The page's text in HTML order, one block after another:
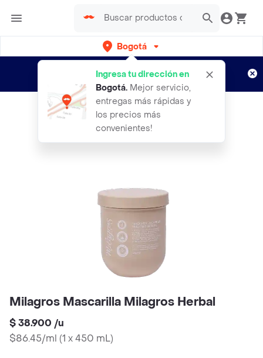
Bogotá
Ingresa tu dirección en
Bogotá. Mejor servicio,
entregas más rápidas y
los precios más
convenientes!
envíos gratis por semanas
Aplican TyC
Milagros Mascarilla Milagros Herbal
$ 38.900 /u
$86.45/ml (1 x 450 mL)